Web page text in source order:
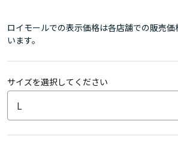
ロイモールでの表示価格は各店舗での販売
います。
サイズを選択してください